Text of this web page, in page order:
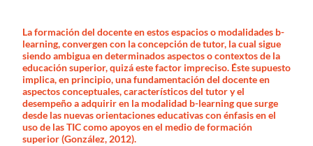
La formación del docente en estos espacios o modalidades b-
learning, convergen con la concepción de tutor, la cual sigue
siendo ambigua en determinados aspectos o contextos de la
educación superior, quizá este factor impreciso. Éste supuesto
implica, en principio, una fundamentación del docente en
aspectos conceptuales, característicos del tutor y el
desempeño a adquirir en la modalidad b-learning que surge
desde las nuevas orientaciones educativas con énfasis en el
uso de las TIC como apoyos en el medio de formación
superior (González, 2012).